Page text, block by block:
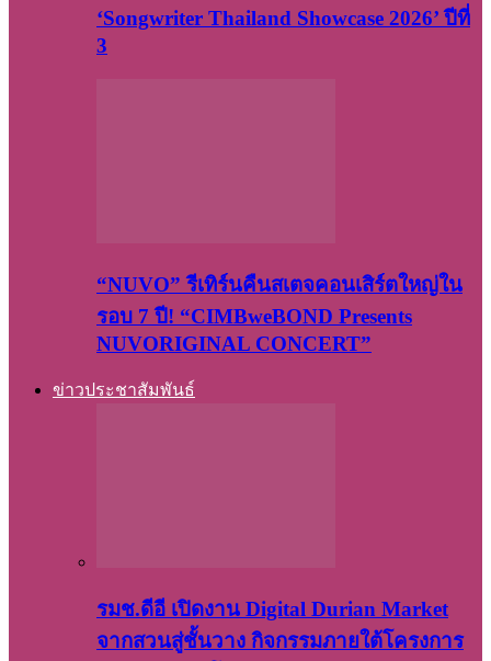
‘Songwriter Thailand Showcase 2026’ ปีที่
3
“NUVO” รีเทิร์นคืนสเตจคอนเสิร์ตใหญ่ใน
รอบ 7 ปี! “CIMBweBOND Presents
NUVORIGINAL CONCERT”
ข่าวประชาสัมพันธ์
รมช.ดีอี เปิดงาน Digital Durian Market
จากสวนสู่ชั้นวาง กิจกรรมภายใต้โครงการ